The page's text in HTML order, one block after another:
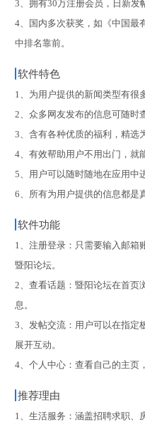
3、拥有30万注册会员，日新发
4、国内多次获奖，如《中国最
中排名靠前。
软件特色
1、为用户提供的新闻类型有很
2、众多网友发布的信息可随时
3、含有各种优质的福利，精选
4、有效帮助用户不用出门，就
5、用户可以随时随地在应用中
6、所有为用户提供的信息都是
软件功能
1、注册登录：只需要输入邮箱
暨阳论坛。
2、查看话题：暨阳论坛在首页
息。
3、发帖交流：用户可以在指定
展开互动。
4、个人中心：查看自己的主页
推荐理由
1、生活服务：涵盖招聘求职、